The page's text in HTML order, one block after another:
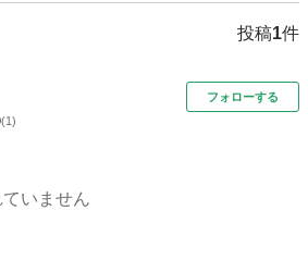
投稿1件
(1)
フォローする
いません